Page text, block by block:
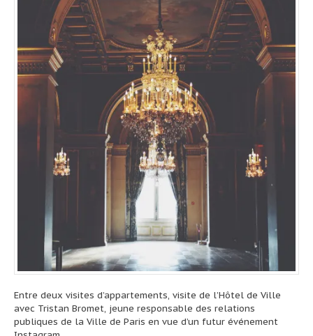
Entre deux visites d’appartements, visite de l’Hôtel de Ville
avec Tristan Bromet, jeune responsable des relations
publiques de la Ville de Paris en vue d’un futur événement